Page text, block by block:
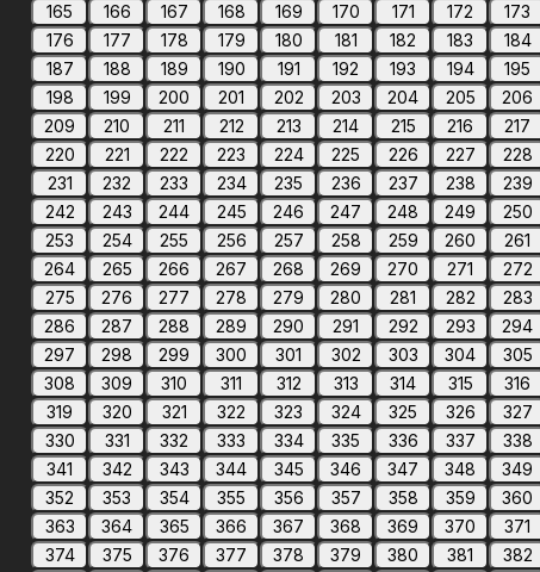
165
166 167 168 169 170 171 172 173
176
177 178 179 180 181 182 183 184
187
188 189 190 191 192 193 194 195
198
199 200 201 202 203 204 205 206
209
210 211 212 213 214 215 216 217
220
221 222 223 224 225 226 227 228
231
232 233 234 235 236 237 238 239
242
243 244 245 246 247 248 249 250
253
254 255 256 257 258 259 260 261
264
265 266 267 268 269 270 271 272
275
276 277 278 279 280 281 282 283
286
287 288 289 290 291 292 293 294
297
298 299 300 301 302 303 304 305
308
309 310 311 312 313 314 315 316
319
320 321 322 323 324 325 326 327
330
331 332 333 334 335 336 337 338
341
342 343 344 345 346 347 348 349
352
353 354 355 356 357 358 359 360
363
364 365 366 367 368 369 370 371
374
375 376 377 378 379 380 381 382